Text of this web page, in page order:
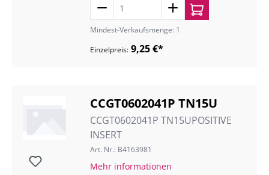
Mindest-Verkaufsmenge: 1
Einzelpreis: 9,25 €*
CCGT0602041P TN15U
CCGT0602041P TN15UPOSITIVE
INSERT
Art. Nr.: B4163981
Mehr informationen